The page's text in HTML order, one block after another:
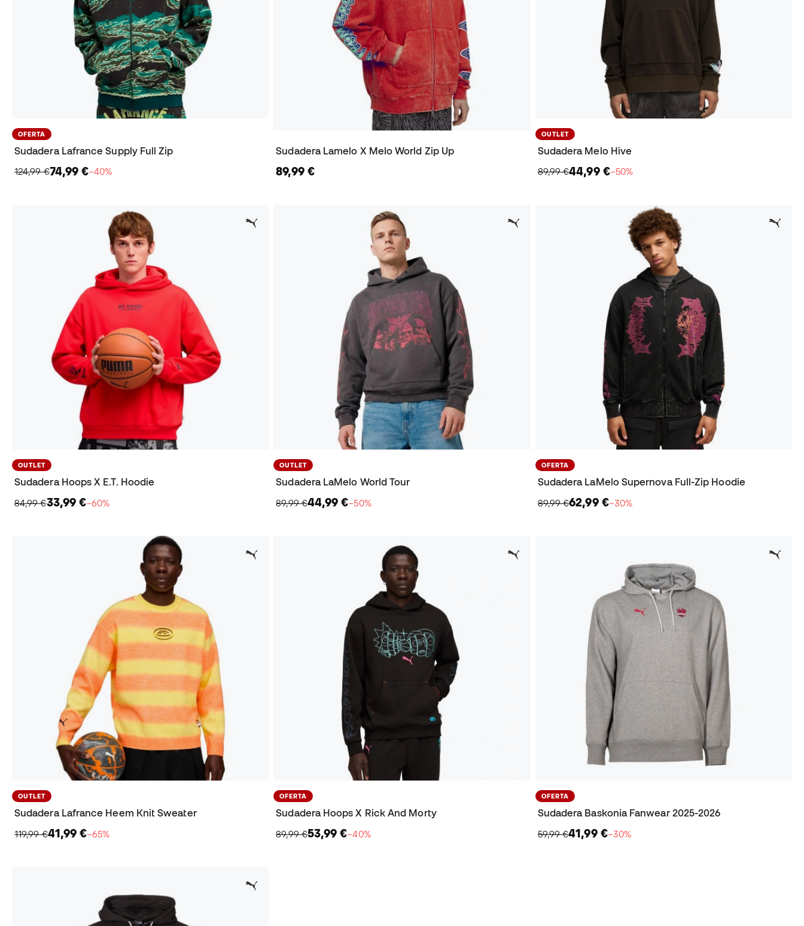
OFERTA
Sudadera Lafrance Supply Full Zip
124,99 €74,99 €−40%
Sudadera Lamelo X Melo World Zip Up
89,99 €
OUTLET
Sudadera Melo Hive
89,99 €44,99 €−50%
OUTLET
Sudadera Hoops X E.T. Hoodie
84,99 €33,99 €−60%
OUTLET
Sudadera LaMelo World Tour
89,99 €44,99 €−50%
OFERTA
Sudadera LaMelo Supernova Full-Zip Hoodie
89,99 €62,99 €−30%
OUTLET
Sudadera Lafrance Heem Knit Sweater
119,99 €41,99 €−65%
OFERTA
Sudadera Hoops X Rick And Morty
89,99 €53,99 €−40%
OFERTA
Sudadera Baskonia Fanwear 2025-2026
59,99 €41,99 €−30%